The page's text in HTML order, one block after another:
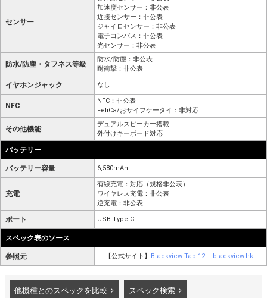
センサー
加速度センサー：非公表
近接センサー：非公表
ジャイロセンサー：非公表
電子コンパス：非公表
光センサー：非公表
防水/防塵・タフネス等級
防水/防塵：非公表
耐衝撃：非公表
イヤホンジャック なし
NFC
NFC：非公表
FeliCa/おサイフケータイ：非対応
その他機能
デュアルスピーカー搭載
外付けキーボード対応
バッテリー
バッテリー容量 6,580mAh
充電
有線充電：対応（規格非公表）
ワイヤレス充電：非公表
逆充電：非公表
ポート USB Type-C
スペック表のソース
参照元 【公式サイト】 Blackview Tab 12 – blackview.hk
他機種とのスペックを比較 スペック検索